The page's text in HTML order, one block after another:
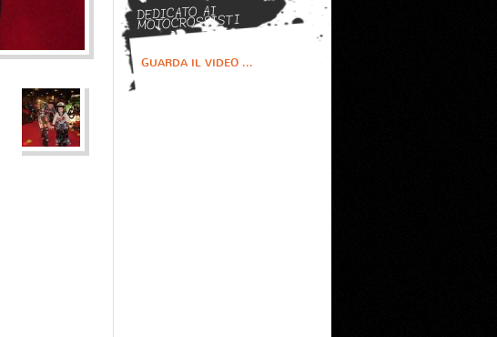
DEDICATO AI
MOTOCROSSISTI
GUARDA IL VIDEO ...